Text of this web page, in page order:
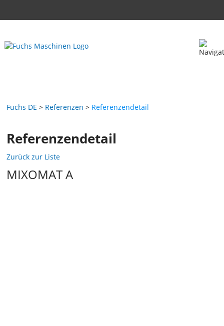
Fuchs DE Referenzen Referenzendetail
Referenzendetail
Zurück zur Liste
MIXOMAT A